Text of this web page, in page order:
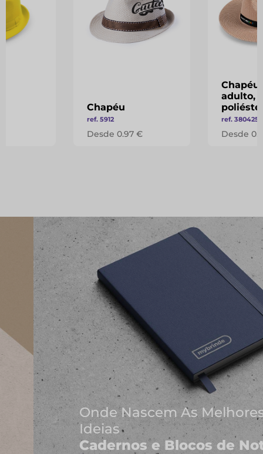
Chapéu
ref. 5912
Desde 0.97 €
Chapéu
adulto,
ref. 380425
Desde
Onde Nascem As Melhores
Ideias
Cadernos e Blocos de Notas